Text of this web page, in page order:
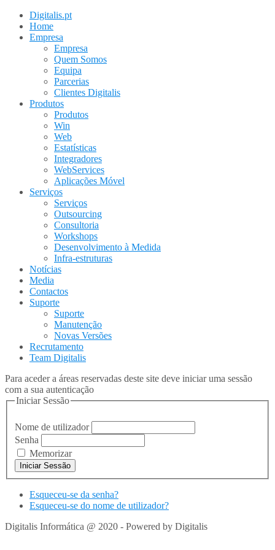
Digitalis.pt
Home
Empresa
Empresa
Quem Somos
Equipa
Parcerias
Clientes Digitalis
Produtos
Produtos
Win
Web
Estatísticas
Integradores
WebServices
Aplicações Móvel
Serviços
Serviços
Outsourcing
Consultoria
Workshops
Desenvolvimento à Medida
Infra-estruturas
Notícias
Media
Contactos
Suporte
Suporte
Manutenção
Novas Versões
Recrutamento
Team Digitalis
Para aceder a áreas reservadas deste site deve iniciar uma sessão
com a sua autenticação
Iniciar Sessão
Nome de utilizador
Senha
Memorizar
Esqueceu-se da senha?
Esqueceu-se do nome de utilizador?
Digitalis Informática @ 2020 - Powered by Digitalis